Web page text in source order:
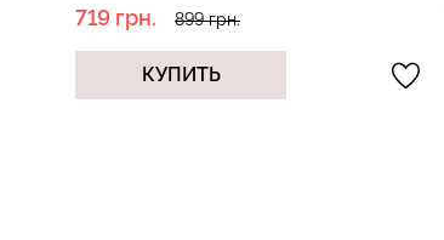
719 грн. 899 грн.
КУПИТЬ